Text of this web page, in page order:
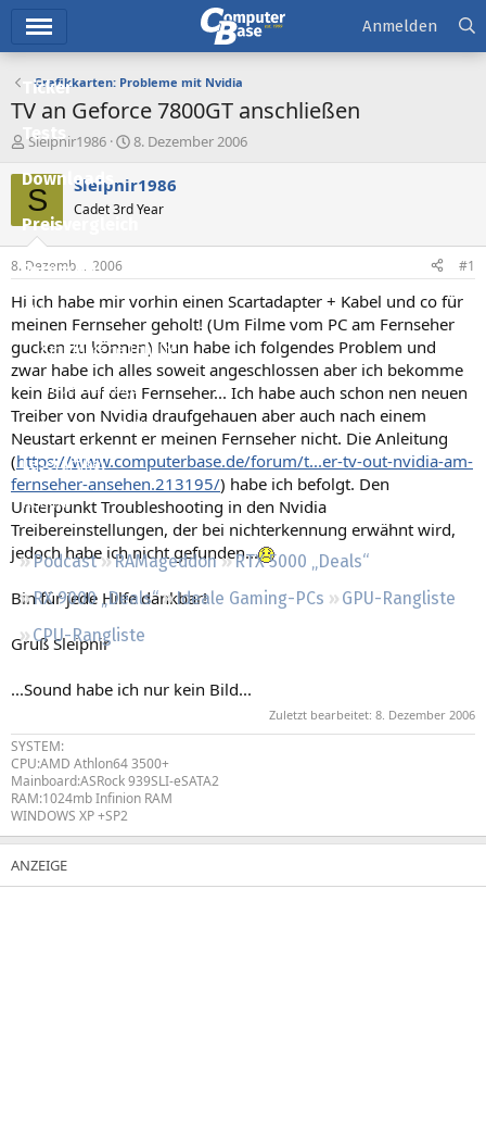
Ticker
Tests
Downloads
Preisvergleich
Forum
Aktuelles
Empfohlene Inhalte
Neue Beiträge
Neueste Aktivitäten
Leserartikel
Regeln
Podcast RAMageddon
RTX 5000 „Deals“
RX 9000 „Deals“
Ideale Gaming-PCs
GPU-Rangliste
CPU-Rangliste
Anmelden
Grafikkarten: Probleme mit Nvidia
TV an Geforce 7800GT anschließen
E
s
t
e
l
e
Sleipnir1986
E
s
t
e
t
a
8. Dezember 2006
S Sleipnir1986
Cadet 3rd Year
8. Dezember 2006 #1
Hi ich habe mir vorhin einen Scartadapter + Kabel und co für
meinen Fernseher geholt! (Um Filme vom PC am Fernseher
gucken zu können) Nun habe ich folgendes Problem und
zwar habe ich alles soweit angeschlossen aber ich bekomme
kein Bild auf den Fernseher... Ich habe auch schon nen neuen
Treiber von Nvidia draufgehauen aber auch nach einem
Neustart erkennt er meinen Fernseher nicht. Die Anleitung
(https://www.computerbase.de/forum/t...er-tv-out-nvidia-am-
fernseher-ansehen.213195/) habe ich befolgt. Den
Unterpunkt Troubleshooting in den Nvidia
Treibereinstellungen, der bei nichterkennung erwähnt wird,
jedoch habe ich nicht gefunden...
Bin für jede Hilfe dankbar!
Gruß Sleipnir
...Sound habe ich nur kein Bild...
Zuletzt bearbeitet: 8. Dezember 2006
SYSTEM:
CPU:AMD Athlon64 3500+
Mainboard:ASRock 939SLI-eSATA2
RAM:1024mb Infinion RAM
WINDOWS XP +SP2